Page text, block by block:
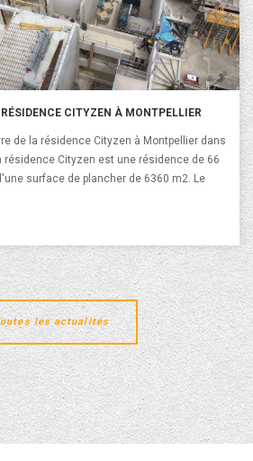
CITYZEN À MONTPELLIER
de la résidence Cityzen à Montpellier dans
résidence Cityzen est une résidence de 66
surface de plancher de 6360 m2. Le
la résidence Cityzen est prévue en 2019.
de Construction de la Résidence Cityzen à
les actualités